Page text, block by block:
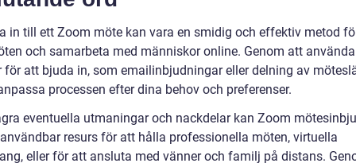
in till ett Zoom möte kan vara en smidig och effektiv metod
och samarbeta med människor online. Genom att
för att bjuda in, som emailinbjudningar eller delning av
processen efter dina behov och preferenser.
eventuella utmaningar och nackdelar kan Zoom
resurs för att hålla professionella möten, virtuella
eller för att ansluta med vänner och familj på distans.